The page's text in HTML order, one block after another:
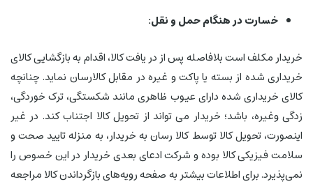
خسارت در هنگام حمل و نقل:
خریدار مکلف است بلافاصله پس از در یافت کالا، اقدام به بازگشایی کالای
خریداری شده از بسته یا پاکت و غیره در مقابل کالارسان نماید. چنانچه
کالای خریداری شده دارای عیوب ظاهری مانند شکستگی، ترک خوردگی،
زدگی وغیره، باشد؛ خریدار می تواند از تحویل کالا اجتناب کند. در غیر
اینصورت، تحویل کالا توسط کالا رسان به خریدار، به منزله تایید صحت و
سلامت فیزیکی کالا بوده و شرکت ادعای بعدی خریدار در این خصوص را
نمی‌پذیرد. برای اطلاعات بیشتر به صفحه رویه‌های بازگرداندن کالا مراجعه